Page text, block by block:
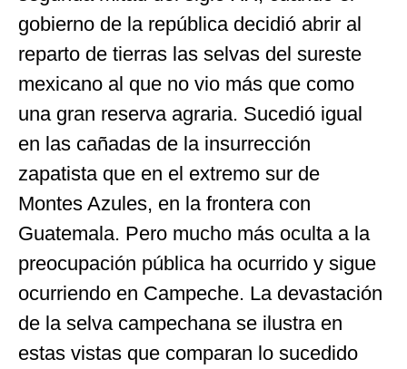
gobierno de la república decidió abrir al
reparto de tierras las selvas del sureste
mexicano al que no vio más que como
una gran reserva agraria. Sucedió igual
en las cañadas de la insurrección
zapatista que en el extremo sur de
Montes Azules, en la frontera con
Guatemala. Pero mucho más oculta a la
preocupación pública ha ocurrido y sigue
ocurriendo en Campeche. La devastación
de la selva campechana se ilustra en
estas vistas que comparan lo sucedido